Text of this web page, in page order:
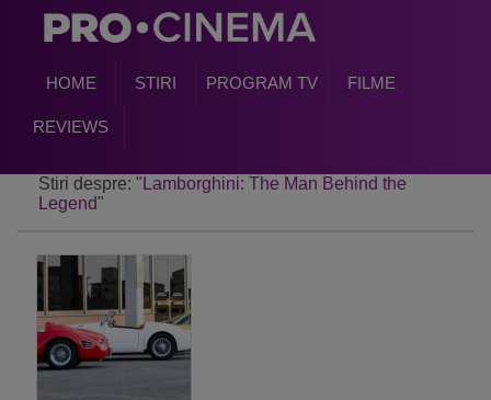
HOME STIRI PROGRAM TV FILME
REVIEWS
Stiri despre: "Lamborghini: The Man Behind the
Legend"